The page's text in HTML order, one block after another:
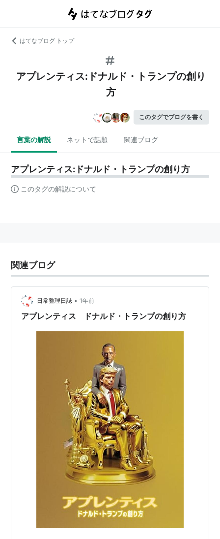
はてなブログ トップ
アプレンティス:ドナルド・トランプの創り
方
このタグでブログを書く
言葉の解説 ネットで話題 関連ブログ
アプレンティス:ドナルド・トランプの創り方
このタグの解説について
関連ブログ
日常整理日誌 • 1年前
アプレンティス ドナルド・トランプの創り方